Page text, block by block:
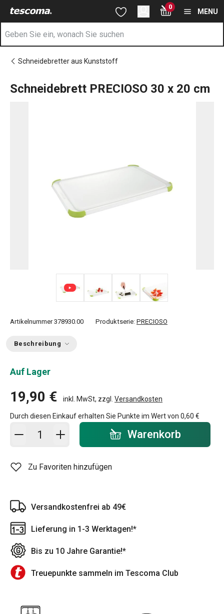
Sie befinden sich auf der Schneidebrett PRECIOSO 30 x 20 cm
Zum Hauptinhalt springen
Zur Suche springen
Zur Navigation springen 0
MENU
Schneidebretter aus Kunststoff
Schneidebrett PRECIOSO 30 x 20 cm
Artikelnummer 378930.00 Produktserie: PRECIOSO
Beschreibung
Auf Lager
19,90 € inkl. MwSt, zzgl. Versandkosten
Durch diesen Einkauf erhalten Sie Punkte im Wert von 0,60 €
In den Warenkorb - Menge Warenkorb
Zu Favoriten hinzufügen
Versandkostenfrei ab 49€
Lieferung in 1-3 Werktagen!*
Bis zu 10 Jahre Garantie!*
Treuepunkte sammeln im Tescoma Club